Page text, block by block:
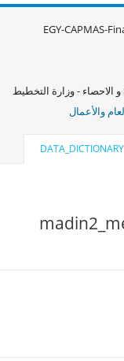
EGY-CAPMAS-
و الاحصاء - وزارة التخطيط
والأعمال
DATA_DICTIONARY